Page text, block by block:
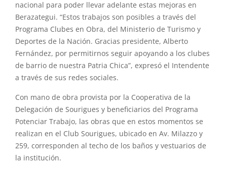
nacional para poder llevar adelante estas mejoras en
Berazategui. “Estos trabajos son posibles a través del
Programa Clubes en Obra, del Ministerio de Turismo y
Deportes de la Nación. Gracias presidente, Alberto
Fernández, por permitirnos seguir apoyando a los clubes
de barrio de nuestra Patria Chica”, expresó el Intendente
a través de sus redes sociales.
Con mano de obra provista por la Cooperativa de la
Delegación de Sourigues y beneficiarios del Programa
Potenciar Trabajo, las obras que en estos momentos se
realizan en el Club Sourigues, ubicado en Av. Milazzo y
259, corresponden al techo de los baños y vestuarios de
la institución.